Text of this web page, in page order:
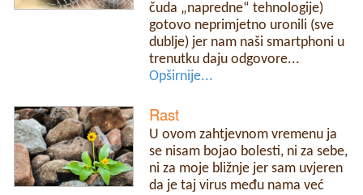
čuda „napredne“ tehnologije)
gotovo neprimjetno uronili (sve
dublje) jer nam naši smartphoni u
trenutku daju odgovore...
Opširnije...
Rast
U ovom zahtjevnom vremenu ja
se nisam bojao bolesti, ni za sebe,
ni za moje bližnje jer sam uvjeren
da je taj virus među nama već